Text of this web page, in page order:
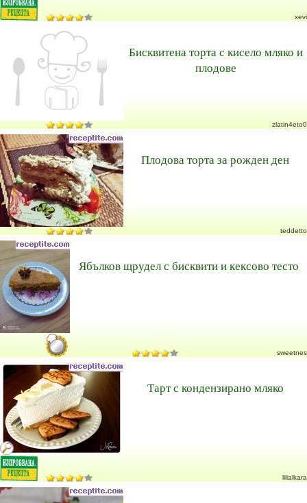
xevi
Бисквитена торта с кисело мляко и
плодове
zlatin4eto0
Плодова торта за рожден ден
teddetto
Ябълков щрудел с бисквити и кексово тесто
sweetnes
Тарт с кондензирано мляко
lilialkara